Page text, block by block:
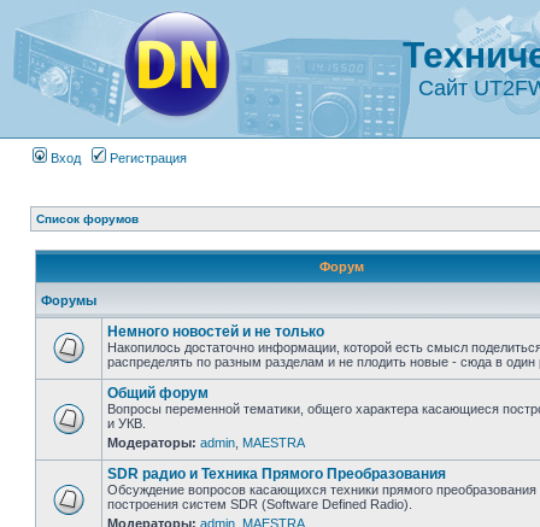
Сайт
Вход Регистрация
Список форумов
Форум
Форумы
Немного новостей и не только
Накопилось достаточно информации, которой есть смысл
распределять по разным разделам и не плодить новые - сюда в один
Общий форум
Вопросы переменной тематики, общего характера касающиеся
и УКВ.
Модераторы: admin MAESTRA
SDR радио и Техника Прямого Преобразования
Обсуждение вопросов касающихся техники прямого
построения систем SDR (Software Defined Radio).
Модераторы: admin MAESTRA